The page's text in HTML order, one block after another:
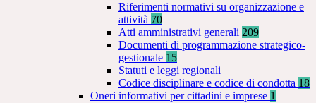
Riferimenti normativi su organizzazione e
attività 70
Atti amministrativi generali 209
Documenti di programmazione strategico-
gestionale 15
Statuti e leggi regionali
Codice disciplinare e codice di condotta 18
Oneri informativi per cittadini e imprese 1